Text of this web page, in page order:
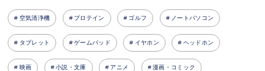
空気清浄機 プロテイン ゴルフ ノートパソコン
タブレット ゲームパッド イヤホン ヘッドホン
映画 小説・文庫 アニメ 漫画・コミック